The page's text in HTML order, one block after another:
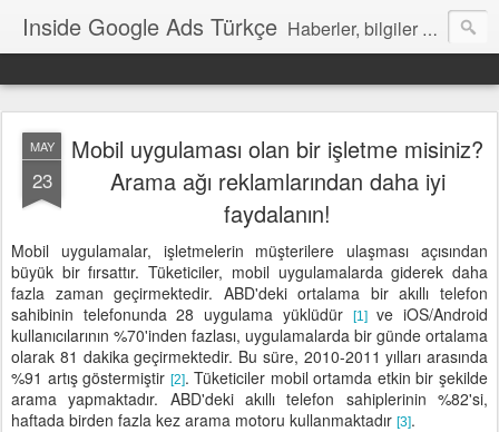
Inside Google Ads Türkçe Haberler, bilgiler ve ipuçları içeren Google Ads Resmi Blogu
MAY
23
Mobil uygulaması olan bir işletme misiniz?
Arama ağı reklamlarından daha iyi
faydalanın!
Mobil uygulamalar, işletmelerin müşterilere ulaşması açısından
büyük bir fırsattır. Tüketiciler, mobil uygulamalarda giderek daha
fazla zaman geçirmektedir. ABD'deki ortalama bir akıllı telefon
sahibinin telefonunda 28 uygulama yüklüdür
[1]ve iOS/Android
kullanıcılarının %70'inden fazlası, uygulamalarda bir günde ortalama
olarak 81 dakika geçirmektedir. Bu süre, 2010-2011 yılları arasında
%91 artış göstermiştir [2]. Tüketiciler mobil ortamda etkin bir şekilde
arama yapmaktadır. ABD'deki akıllı telefon sahiplerinin %82'si,
haftada birden fazla kez arama motoru kullanmaktadır [3].